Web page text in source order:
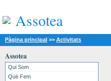
Assotea
Pàgina principal >> Activitats
Assotea
Qui Som
Què Fem